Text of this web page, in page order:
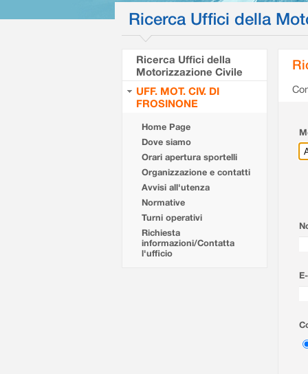
Ricerca Uffici della
Ricerca Uffici della
Motorizzazione Civile
UFF. MOT. CIV. DI
FROSINONE
Home Page
Dove siamo
Orari apertura sportelli
Organizzazione e contatti
Avvisi all'utenza
Normative
Turni operativi
Richiesta
informazioni/Contatta
l'ufficio